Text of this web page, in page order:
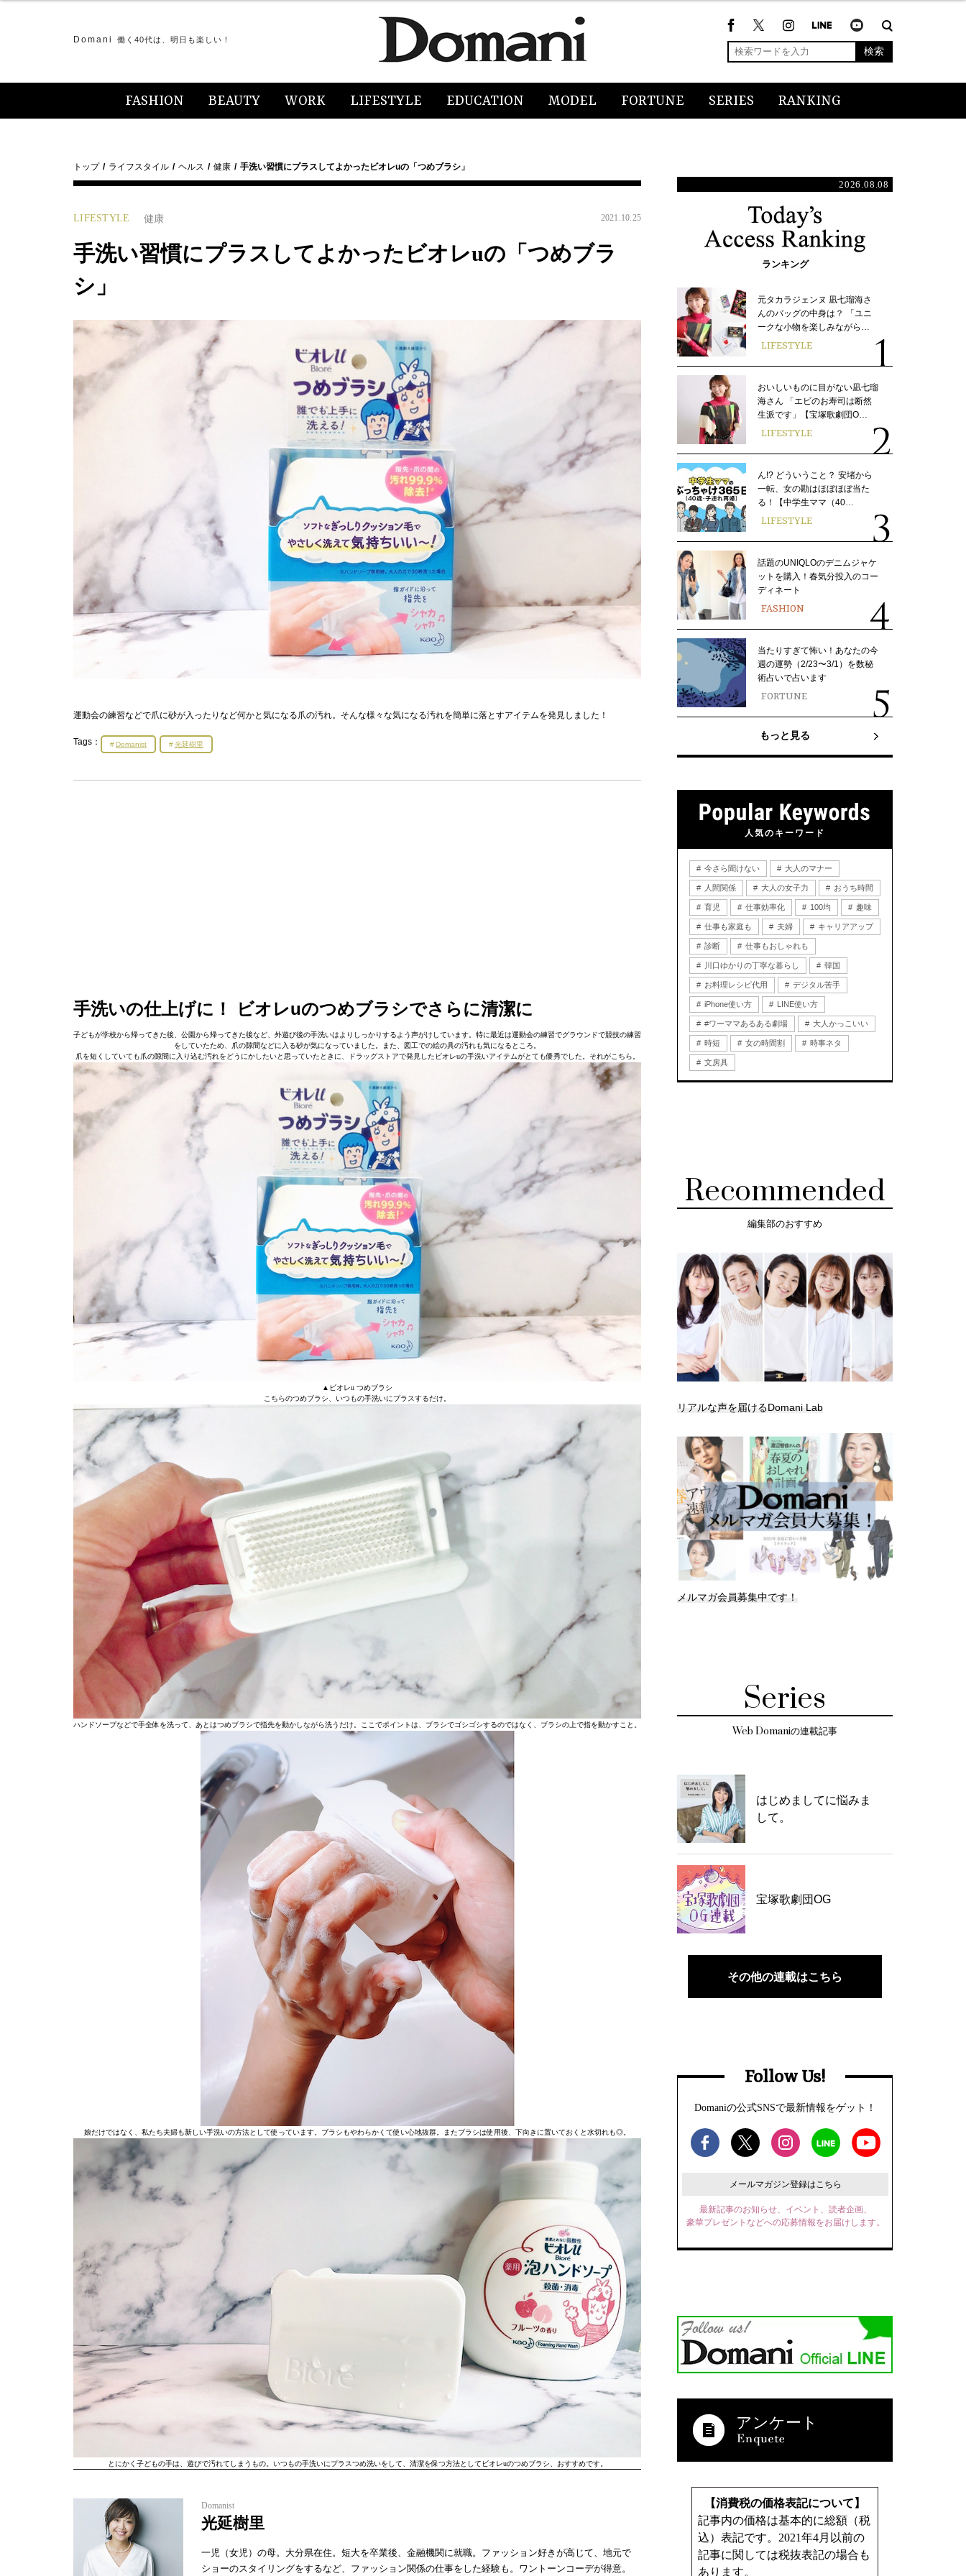
Domani 働く40代は、明日も楽しい！
検索
FASHION BEAUTY WORK LIFESTYLE EDUCATION MODEL FORTUNE SERIES RANKING
トップ ライフスタイル ヘルス 健康 手洗い習慣にプラスしてよかったビオレuの「つめブラシ」
LIFESTYLE 健康 2021.10.25
手洗い習慣にプラスしてよかったビオレuの「つめブラ
シ」
運動会の練習などで爪に砂が入ったりなど何かと気になる爪の汚れ。そんな様々な気になる汚れを簡単に落とすアイテムを発見しました！
Tags： Domanist 光延樹里
手洗いの仕上げに！ ビオレuのつめブラシでさらに清潔に
子どもが学校から帰ってきた後、公園から帰ってきた後など、外遊び後の手洗いはよりしっかりするよう声がけしています。特に最近は運動会の練習でグラウンドで競技の練習
をしていたため、爪の隙間などに入る砂が気になっていました。また、図工での絵の具の汚れも気になるところ。
爪を短くしていても爪の隙間に入り込む汚れをどうにかしたいと思っていたときに、ドラッグストアで発見したビオレuの手洗いアイテムがとても優秀でした。それがこちら。
▲ビオレu つめブラシ
こちらのつめブラシ、いつもの手洗いにプラスするだけ。
ハンドソープなどで手全体を洗って、あとはつめブラシで指先を動かしながら洗うだけ。ここでポイントは、ブラシでゴシゴシするのではなく、ブラシの上で指を動かすこと。
娘だけではなく、私たち夫婦も新しい手洗いの方法として使っています。ブラシもやわらかくて使い心地抜群。またブラシは使用後、下向きに置いておくと水切れも◎。
とにかく子どもの手は、遊びで汚れてしまうもの。いつもの手洗いにプラスつめ洗いをして、清潔を保つ方法としてビオレuのつめブラシ、おすすめです。
Domanist
光延樹里
一児（女児）の母。大分県在住。短大を卒業後、金融機関に就職。ファッション好きが高じて、地元で
ショーのスタイリングをするなど、ファッション関係の仕事をした経験も。ワントーンコーデが得意。
2026.08.08
ランキング
元タカラジェンヌ 凪七瑠海さ
んのバッグの中身は？ 「ユニ
ークな小物を楽しみながら…
LIFESTYLE
おいしいものに目がない凪七瑠
海さん 「エビのお寿司は断然
生派です」【宝塚歌劇団O…
LIFESTYLE
ん!? どういうこと？ 安堵から
一転、女の勘はほぼほぼ当た
る！【中学生ママ（40…
LIFESTYLE
話題のUNIQLOのデニムジャケ
ットを購入！春気分投入のコー
ディネート
FASHION
当たりすぎて怖い！あなたの今
週の運勢（2/23〜3/1）を数秘
術占いで占います
FORTUNE
もっと見る
人気のキーワード
今さら聞けない 大人のマナー
人間関係 大人の女子力 おうち時間
育児 仕事効率化 100均 趣味
仕事も家庭も 夫婦 キャリアアップ
診断 仕事もおしゃれも
川口ゆかりの丁寧な暮らし 韓国
お料理レシピ代用 デジタル苦手
iPhone使い方 LINE使い方
#ワーママあるある劇場 大人かっこいい
時短 女の時間割 時事ネタ
文房具
Recommended
編集部のおすすめ
リアルな声を届けるDomani Lab
メルマガ会員募集中です！
Series
Web Domaniの連載記事
はじめましてに悩みま
して。
宝塚歌劇団OG
その他の連載はこちら
Follow Us!
Domaniの公式SNSで最新情報をゲット！
メールマガジン登録はこちら
最新記事のお知らせ、イベント、読者企画、
豪華プレゼントなどへの応募情報をお届けします。
アンケート
【消費税の価格表記について】
記事内の価格は基本的に総額（税
込）表記です。2021年4月以前の
記事に関しては税抜表記の場合も
あります。